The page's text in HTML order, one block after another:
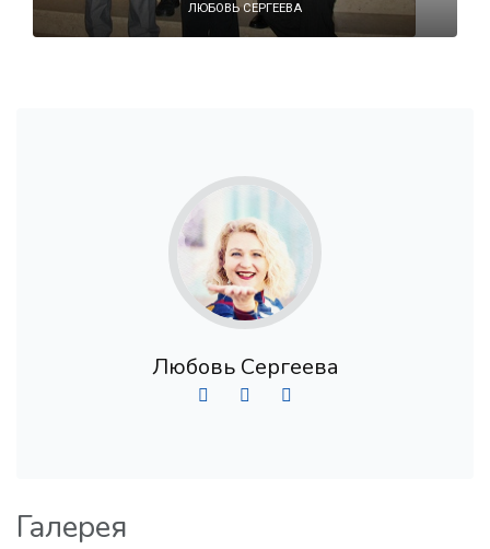
ЛЮБОВЬ СЕРГЕЕВА
Любовь Сергеева
Галерея